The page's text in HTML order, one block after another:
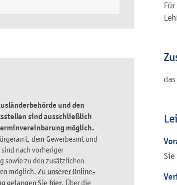
und den
sind ausschließlich
möglich.
dem Gewerbeamt und
nach vorheriger
sowie zu den zusätzlichen
möglich. Zu unserer Online-
gelangen Sie hier. Über die